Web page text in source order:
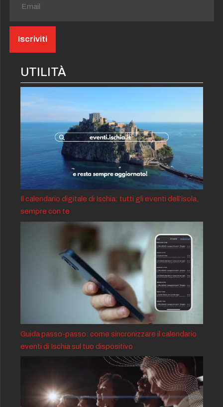
UTILITÀ
Il calendario digitale di Ischia: tutti gli eventi dell’isola,
sempre con te
Guida passo-passo: come sincronizzare il calendario
eventi di Ischia sul tuo dispositivo